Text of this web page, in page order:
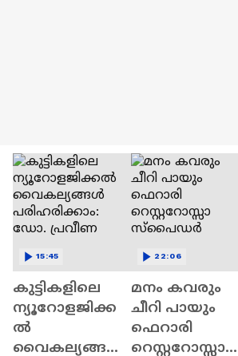
കുട്ടികളിലെ
ന്യൂറോളജിക്ക
ൽ
വൈകല്യങ്ങൾ
15:45
മനം കവരും
ചീറി പായും
ഫെറാരി
റെസ്റ്ററോസ്സാ
22:06